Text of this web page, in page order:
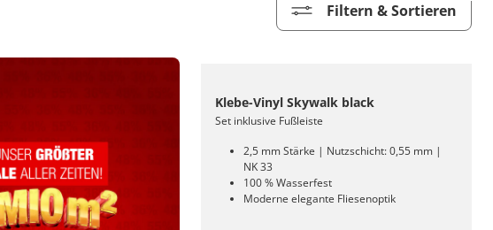
Filtern & Sortieren
Klebe-Vinyl Skywalk black
Set inklusive Fußleiste
2,5 mm Stärke | Nutzschicht: 0,55 mm |
NK 33
100 % Wasserfest
Moderne elegante Fliesenoptik